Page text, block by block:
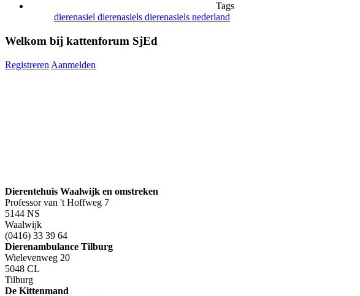
Tags
dierenasiel dierenasiels dierenasiels nederland
Welkom bij kattenforum SjEd
Registreren Aanmelden
Dierentehuis Waalwijk en omstreken
Professor van 't Hoffweg 7
5144 NS
Waalwijk
(0416) 33 39 64
Dierenambulance Tilburg
Wielevenweg 20
5048 CL
Tilburg
De Kittenmand